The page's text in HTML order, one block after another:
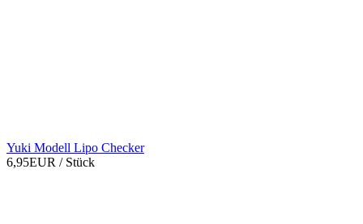
Yuki Modell Lipo Checker
6,95EUR / Stück